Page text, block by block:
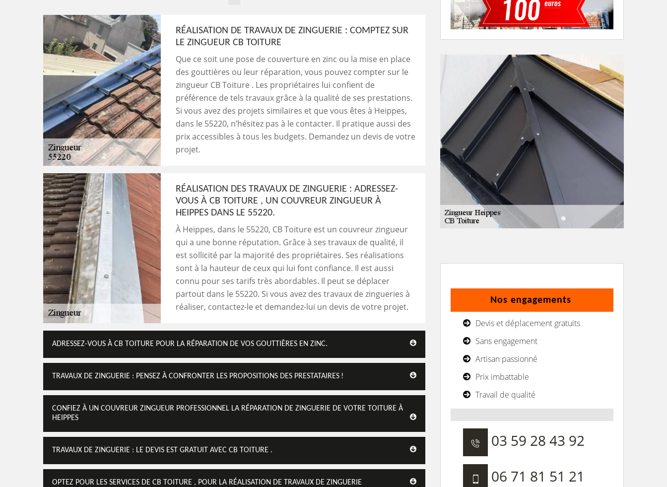
RÉALISATION DE TRAVAUX DE ZINGUERIE : COMPTEZ SUR
LE ZINGUEUR CB TOITURE
Que ce soit une pose de couverture en zinc ou la mise en place
des gouttières ou leur réparation, vous pouvez compter sur le
zingueur CB Toiture . Les propriétaires lui confient de
préférence de tels travaux grâce à la qualité de ses prestations.
Si vous avez des projets similaires et que vous êtes à Heippes,
dans le 55220, n’hésitez pas à le contacter. Il pratique aussi des
prix accessibles à tous les budgets. Demandez un devis de votre
projet.
RÉALISATION DES TRAVAUX DE ZINGUERIE : ADRESSEZ-
VOUS À CB TOITURE , UN COUVREUR ZINGUEUR À
HEIPPES DANS LE 55220.
À Heippes, dans le 55220, CB Toiture est un couvreur zingueur
qui a une bonne réputation. Grâce à ses travaux de qualité, il
est sollicité par la majorité des propriétaires. Ses réalisations
sont à la hauteur de ceux qui lui font confiance. Il est aussi
connu pour ses tarifs très abordables. Il peut se déplacer
partout dans le 55220. Si vous avez des travaux de zingueries à
réaliser, contactez-le et demandez-lui un devis de votre projet.
ADRESSEZ-VOUS À CB TOITURE POUR LA RÉPARATION DE VOS GOUTTIÈRES EN ZINC.
TRAVAUX DE ZINGUERIE : PENSEZ À CONFRONTER LES PROPOSITIONS DES PRESTATAIRES !
CONFIEZ À UN COUVREUR ZINGUEUR PROFESSIONNEL LA RÉPARATION DE ZINGUERIE DE VOTRE TOITURE À
HEIPPES
TRAVAUX DE ZINGUERIE : LE DEVIS EST GRATUIT AVEC CB TOITURE .
OPTEZ POUR LES SERVICES DE CB TOITURE , POUR LA RÉALISATION DE TRAVAUX DE ZINGUERIE
Nos engagements
Devis et déplacement gratuits
Sans engagement
Artisan passionné
Prix imbattable
Travail de qualité
03 59 28 43 92
06 71 81 51 21